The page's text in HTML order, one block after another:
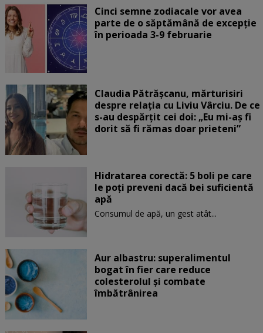
Cinci semne zodiacale vor avea
parte de o săptămână de excepție
în perioada 3-9 februarie
Claudia Pătrășcanu, mărturisiri
despre relația cu Liviu Vârciu. De ce
s-au despărțit cei doi: „Eu mi-aș fi
dorit să fi rămas doar prieteni”
Hidratarea corectă: 5 boli pe care
le poți preveni dacă bei suficientă
apă
Consumul de apă, un gest atât...
Aur albastru: superalimentul
bogat în fier care reduce
colesterolul și combate
îmbătrânirea